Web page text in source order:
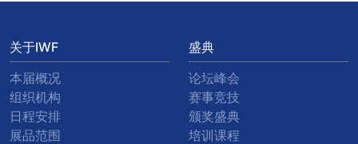
关于IWF
本届概况
组织机构
日程安排
展品范围
盛典
论坛峰会
赛事竞技
颁奖盛典
培训课程